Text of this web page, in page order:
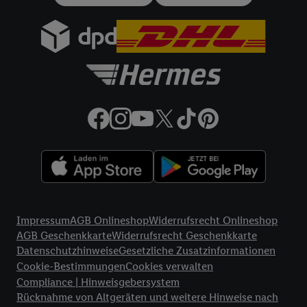
ImpressumAGB OnlineshopWiderrufsrecht Onlineshop
AGB GeschenkkarteWiderrufsrecht Geschenkkarte
DatenschutzhinweiseGesetzliche Zusatzinformationen
Cookie-BestimmungenCookies verwalten
Compliance | Hinweisgebersystem
Rücknahme von Altgeräten und weitere Hinweise nach
Zudem erlauben Sie uns, der Utiq SA/NV („Utiq“) und
IhremTelekommunikationsnetzbetreiber, die Utiq-Technologie
in den Lidl-Diensten einzusetzen. Utiq prüft zunächst anhand
Ihrer IP-Adresse, ob die Technologie für Sie verfügbar ist.
Netzbetreiber weiter, der anhand der IP-Adresse und einer
Kundenkonto-Referenz, wie z.B. Ihrer Mobilfunknummer, eine
verwenden, um Sie wiederzuerkennen und Erkenntnisse über
Ihr Nutzungsverhalten in den Lidl-Diensten zu erfassen.
werden, damit wir Ihnen dort personalisierte Werbung
ausspielen können. Sie können Ihre Einwilligung speziell zur
Nutzung der Utiq-Technologie - zusätzlich zur weiter unten
erläuterten Möglichkeit, Ihre Einwilligung generell zu
widerrufen - jederzeit auch überdas Datenschutzportal von